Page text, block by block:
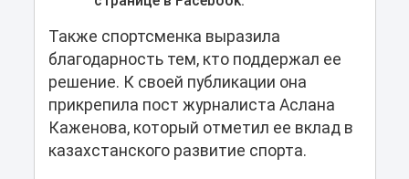
Также спортсменка выразила
благодарность тем, кто поддержал ее
решение. К своей публикации она
прикрепила пост журналиста Аслана
Каженова, который отметил ее вклад в
казахстанского развитие спорта.